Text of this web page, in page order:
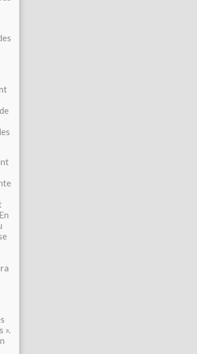
».